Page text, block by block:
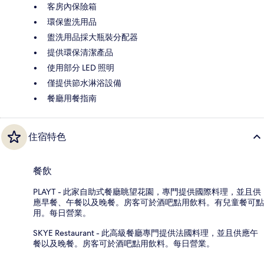
客房內保險箱
環保盥洗用品
盥洗用品採大瓶裝分配器
提供環保清潔產品
使用部分 LED 照明
僅提供節水淋浴設備
餐廳用餐指南
住宿特色
餐飲
PLAYT - 此家自助式餐廳眺望花園，專門提供國際料理，並且供
應早餐、午餐以及晚餐。房客可於酒吧點用飲料。有兒童餐可點
用。每日營業。
SKYE Restaurant - 此高級餐廳專門提供法國料理，並且供應午
餐以及晚餐。房客可於酒吧點用飲料。每日營業。